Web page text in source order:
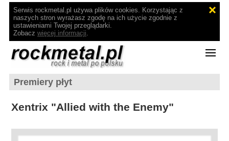
Serwis rockmetal.pl używa plików cookies. Korzystając z
naszych stron wyrażasz zgodę na ich użycie zgodnie z
ustawieniami Twojej przeglądarki.
Zobacz więcej informacji.
Premiery płyt
Xentrix "Allied with the Enemy"